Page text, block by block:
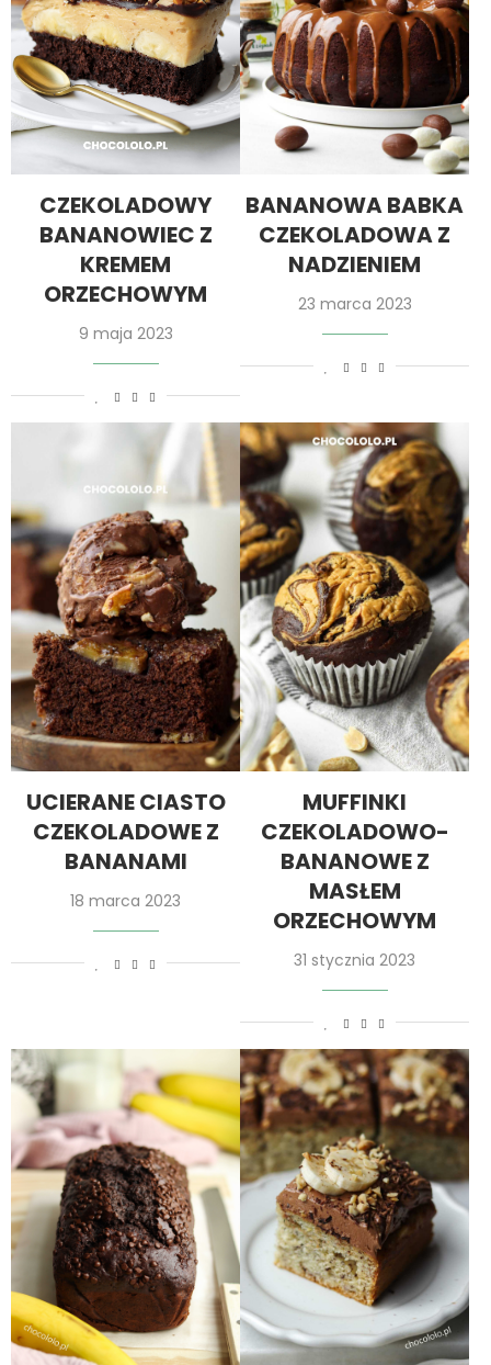
CZEKOLADOWY
BANANOWIEC Z
KREMEM
ORZECHOWYM
9 maja 2023
BANANOWA BABKA
CZEKOLADOWA Z
NADZIENIEM
23 marca 2023
UCIERANE CIASTO
CZEKOLADOWE Z
BANANAMI
18 marca 2023
MUFFINKI
CZEKOLADOWO-
BANANOWE Z
MASŁEM
ORZECHOWYM
31 stycznia 2023